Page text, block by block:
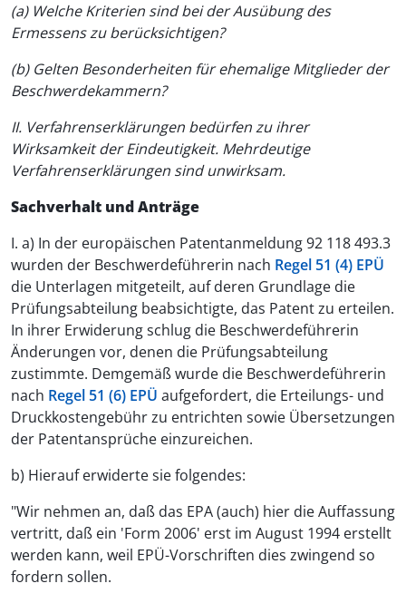
(a) Welche Kriterien sind bei der Ausübung des
Ermessens zu berücksichtigen?
(b) Gelten Besonderheiten für ehemalige Mitglieder der
Beschwerdekammern?
II. Verfahrenserklärungen bedürfen zu ihrer
Wirksamkeit der Eindeutigkeit. Mehrdeutige
Verfahrenserklärungen sind unwirksam.
Sachverhalt und Anträge
I. a) In der europäischen Patentanmeldung 92 118 493.3
wurden der Beschwerdeführerin nach Regel 51 (4) EPÜ
die Unterlagen mitgeteilt, auf deren Grundlage die
Prüfungsabteilung beabsichtigte, das Patent zu erteilen.
In ihrer Erwiderung schlug die Beschwerdeführerin
Änderungen vor, denen die Prüfungsabteilung
zustimmte. Demgemäß wurde die Beschwerdeführerin
nach Regel 51 (6) EPÜ aufgefordert, die Erteilungs- und
Druckkostengebühr zu entrichten sowie Übersetzungen
der Patentansprüche einzureichen.
b) Hierauf erwiderte sie folgendes:
"Wir nehmen an, daß das EPA (auch) hier die Auffassung
vertritt, daß ein 'Form 2006' erst im August 1994 erstellt
werden kann, weil EPÜ-Vorschriften dies zwingend so
fordern sollen.